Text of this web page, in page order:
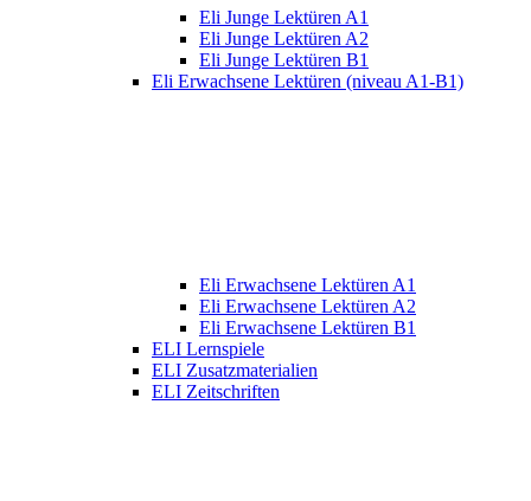
Eli Junge Lektüren A1
Eli Junge Lektüren A2
Eli Junge Lektüren B1
Eli Erwachsene Lektüren (niveau A1-B1)
Eli Erwachsene Lektüren A1
Eli Erwachsene Lektüren A2
Eli Erwachsene Lektüren B1
ELI Lernspiele
ELI Zusatzmaterialien
ELI Zeitschriften